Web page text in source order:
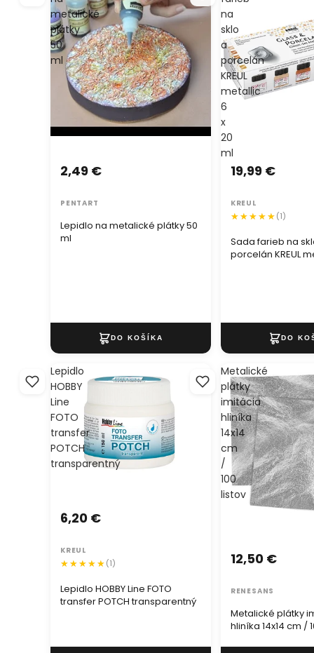
metalické
plátky
50
ml
Lepidlo na metalické plátky 50
ml
2,49 €
PENTART
na
sklo
a
porcelán
KREUL
metallic
6
x
20
ml
Sada farieb na
porcelán KREUL
19,99 €
KREUL
(1)
Lepidlo
HOBBY
Line
FOTO
transfer
POTCH
transparentný
Lepidlo HOBBY Line FOTO
transfer POTCH transparentný
6,20 €
KREUL
(1)
Metalické
plátky
imitácia
hliníka
14x14
cm
/
100
listov
Metalické plátky
hliníka 14x14 cm /
12,50 €
RENESANS